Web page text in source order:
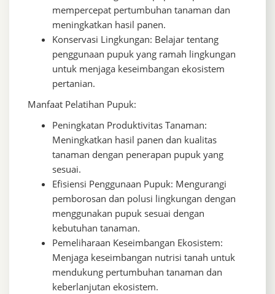
mempercepat pertumbuhan tanaman dan
meningkatkan hasil panen.
Konservasi Lingkungan: Belajar tentang
penggunaan pupuk yang ramah lingkungan
untuk menjaga keseimbangan ekosistem
pertanian.
Manfaat Pelatihan Pupuk:
Peningkatan Produktivitas Tanaman:
Meningkatkan hasil panen dan kualitas
tanaman dengan penerapan pupuk yang
sesuai.
Efisiensi Penggunaan Pupuk: Mengurangi
pemborosan dan polusi lingkungan dengan
menggunakan pupuk sesuai dengan
kebutuhan tanaman.
Pemeliharaan Keseimbangan Ekosistem:
Menjaga keseimbangan nutrisi tanah untuk
mendukung pertumbuhan tanaman dan
keberlanjutan ekosistem.